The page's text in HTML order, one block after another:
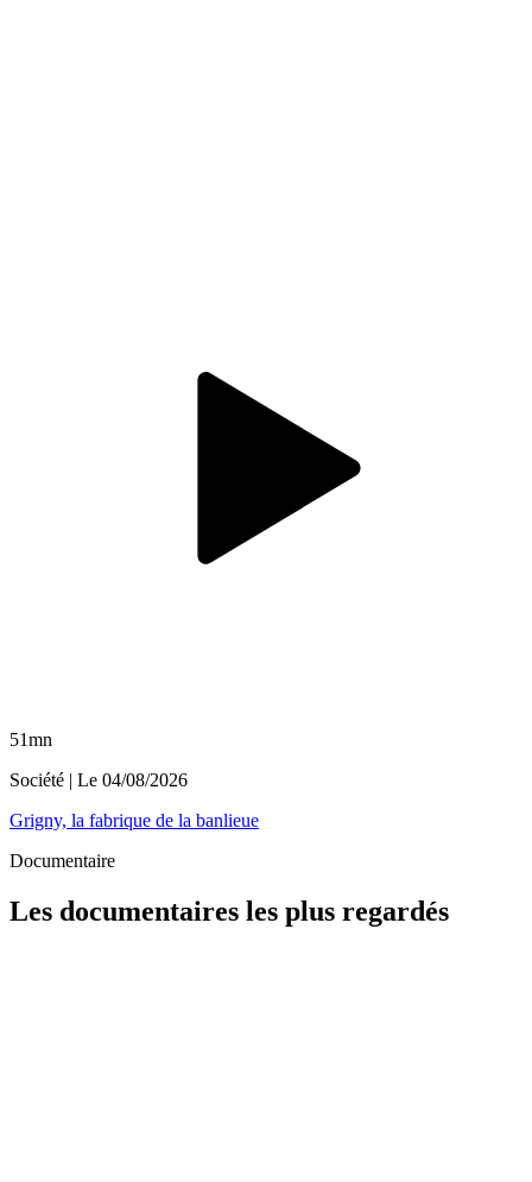
51mn
Société | Le 04/08/2026
Grigny, la fabrique de la banlieue
Documentaire
Les documentaires les plus regardés